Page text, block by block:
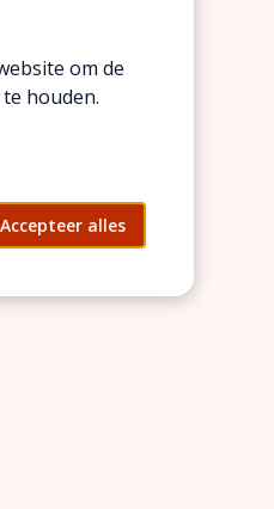
om de
houden.
Accepteer alles